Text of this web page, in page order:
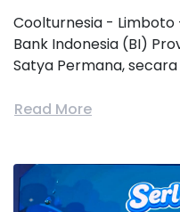
Coolturnesia -
Bank Indonesia (BI)
Satya Permana, secara
Read More